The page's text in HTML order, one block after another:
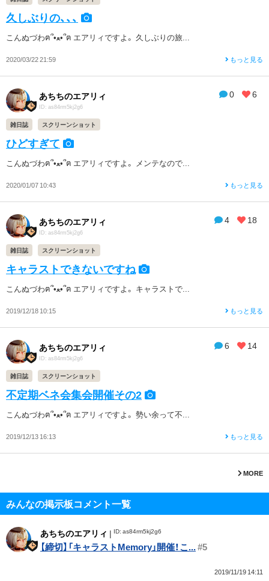
久しぶりの、、、
こんぬづわฅ՞•ﻌ•՞ฅ エアリィですよ。 久しぶりの旅...
2020/03/22 21:59 もっと見る
0 6
あちちのエアリィ
ID: as84rm5kj2g6
雑日誌 スクリーンショット
ひどすぎて
こんぬづわฅ՞•ﻌ•՞ฅ エアリィですよ。 メンテなので...
2020/01/07 10:43 もっと見る
4 18
あちちのエアリィ
ID: as84rm5kj2g6
雑日誌 スクリーンショット
キャラストできないですね
こんぬづわฅ՞•ﻌ•՞ฅ エアリィですよ。 キャラストで...
2019/12/18 10:15 もっと見る
6 14
あちちのエアリィ
ID: as84rm5kj2g6
雑日誌 スクリーンショット
不定期ベネ会集会開催その2
こんぬづわฅ՞•ﻌ•՞ฅ エアリィですよ。 勢い余って不...
2019/12/13 16:13 もっと見る
MORE
みんなの掲示板コメント一覧
あちちのエアリィ | ID: as84rm5kj2g6
【締切】「キャラストMemory」開催！こ...#5
2019/11/19 14:11